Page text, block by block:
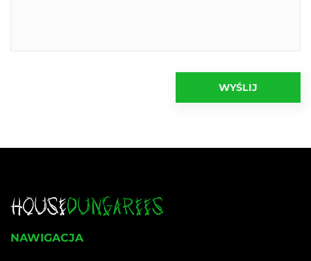
NAWIGACJA